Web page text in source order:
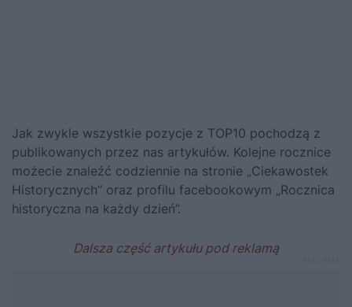
Jak zwykle wszystkie pozycje z TOP10 pochodzą z
publikowanych przez nas artykułów. Kolejne rocznice
możecie znaleźć codziennie na stronie „Ciekawostek
Historycznych” oraz profilu facebookowym „Rocznica
historyczna na każdy dzień”.